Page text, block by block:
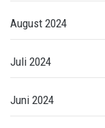
August 2024
Juli 2024
Juni 2024